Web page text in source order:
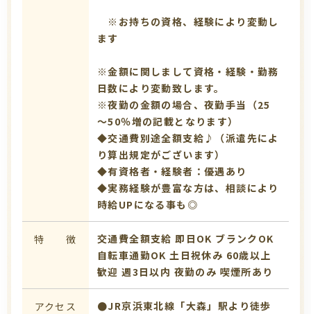
※お持ちの資格、経験により変動し
ます
※金額に関しまして資格・経験・勤務
日数により変動致します。
※夜勤の金額の場合、夜勤手当（25
～50％増の記載となります）
◆交通費別途全額支給♪（派遣先によ
り算出規定がございます）
◆有資格者・経験者：優遇あり
◆実務経験が豊富な方は、相談により
時給UPになる事も◎
特 徴 交通費全額支給 即日OK ブランクOK
自転車通勤OK 土日祝休み 60歳以上
歓迎 週3日以内 夜勤のみ 喫煙所あり
アクセス
●JR京浜東北線「大森」駅より徒歩